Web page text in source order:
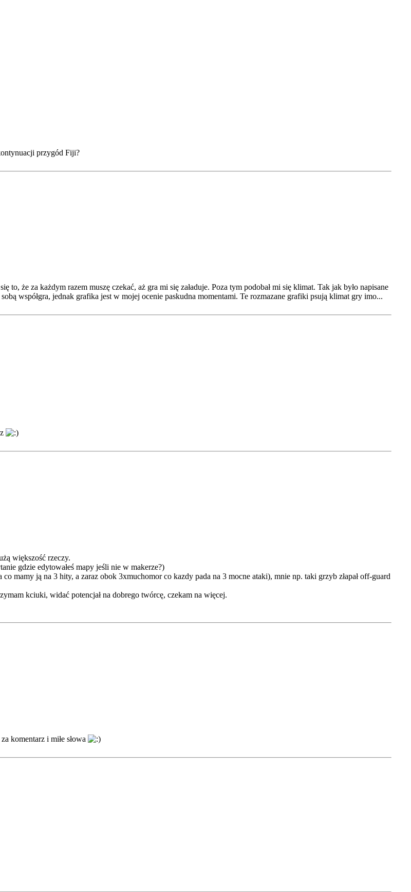
przygód Fiji?
to, że za każdym razem muszę czekać, aż gra mi się załaduje. Poza tym podobał mi się klimat. Tak jak było napisane
współgra, jednak grafika jest w mojej ocenie paskudna momentami. Te rozmazane grafiki psują klimat gry imo...
większość rzeczy.
gdzie edytowałeś mapy jeśli nie w makerze?)
mamy ją na 3 hity, a zaraz obok 3xmuchomor co kazdy pada na 3 mocne ataki), mnie np. taki grzyb złapał off-guard
kciuki, widać potencjał na dobrego twórcę, czekam na więcej.
komentarz i miłe słowa